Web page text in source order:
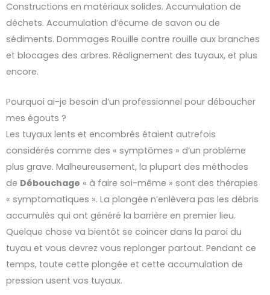
Constructions en matériaux solides. Accumulation de
déchets. Accumulation d’écume de savon ou de
sédiments. Dommages Rouille contre rouille aux branches
et blocages des arbres. Réalignement des tuyaux, et plus
encore.
Pourquoi ai-je besoin d’un professionnel pour déboucher
mes égouts ?
Les tuyaux lents et encombrés étaient autrefois
considérés comme des « symptômes » d’un problème
plus grave. Malheureusement, la plupart des méthodes
de Débouchage « à faire soi-même » sont des thérapies
« symptomatiques ». La plongée n’enlèvera pas les débris
accumulés qui ont généré la barrière en premier lieu.
Quelque chose va bientôt se coincer dans la paroi du
tuyau et vous devrez vous replonger partout. Pendant ce
temps, toute cette plongée et cette accumulation de
pression usent vos tuyaux.